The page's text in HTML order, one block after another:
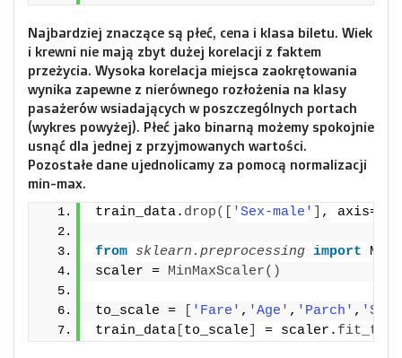
Najbardziej znaczące są płeć, cena i klasa biletu. Wiek
i krewni nie mają zbyt dużej korelacji z faktem
przeżycia. Wysoka korelacja miejsca zaokrętowania
wynika zapewne z nierównego rozłożenia na klasy
pasażerów wsiadających w poszczególnych portach
(wykres powyżej). Płeć jako binarną możemy spokojnie
usnąć dla jednej z przyjmowanych wartości.
Pozostałe dane ujednolicamy za pomocą normalizacji
min-max.
train_data. drop([ 'Sex-male' , axis=
from sklearn.preprocessing import
scaler = MinMaxScaler()
to_scale = 'Fare' , 'Age' , 'Parch' ,
train_data to_scale = scaler.